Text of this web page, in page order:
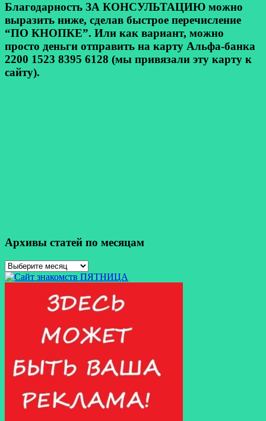
Благодарность ЗА КОНСУЛЬТАЦИЮ можно
выразить ниже, сделав быстрое перечисление
“ПО КНОПКЕ”. Или как вариант, можно
просто деньги отправить на карту Альфа-банка
2200 1523 8395 6128 (мы привязали эту карту к
сайту).
Архивы статей по месяцам
Архивы
статей